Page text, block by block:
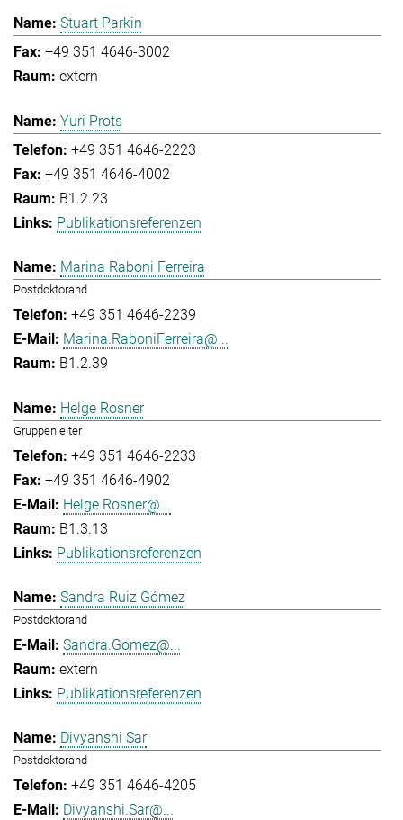
Stuart Parkin
+49 351 4646-3002
extern
Yuri Prots
+49 351 4646-2223
+49 351 4646-4002
B1.2.23
Publikationsreferenzen
Marina Raboni Ferreira
Postdoktorand
+49 351 4646-2239
Marina.RaboniFerreira@...
B1.2.39
Helge Rosner
Gruppenleiter
+49 351 4646-2233
+49 351 4646-4902
Helge.Rosner@...
B1.3.13
Publikationsreferenzen
Sandra Ruiz Gómez
Postdoktorand
Sandra.Gomez@...
extern
Publikationsreferenzen
Divyanshi Sar
Postdoktorand
+49 351 4646-4205
Divyanshi.Sar@...